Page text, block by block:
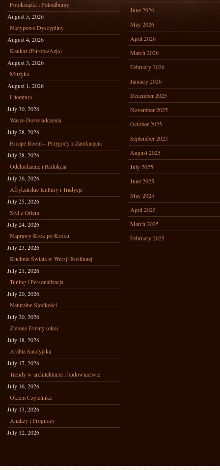
Fotoksiążki i Fotoalbumy
August 5, 2026
Nietypowe Dyscypliny
August 4, 2026
Kaukaz (Europa/Azja)
August 3, 2026
Muzyka
August 1, 2026
Literatura
July 30, 2026
Wasze Doświadczenia
July 28, 2026
Escape Room – Przygody z Zamknięcia
July 28, 2026
Odchudzanie i Redukcja
July 26, 2026
Afrykańskie Kultury i Tradycje
July 25, 2026
Styl z Orłem
July 24, 2026
Naprawy Krok po Kroku
July 23, 2026
Kuchnie Świata w Wersji Roślinnej
July 21, 2026
Tuning i Personalizacja
July 20, 2026
Naturalne Słodkości
July 20, 2026
Zielone Eventy (eko)
July 18, 2026
Arabia Saudyjska
July 17, 2026
Trendy w architekturze i budownictwie
July 16, 2026
Okiem Czytelnika
July 13, 2026
Analizy i Prognozy
July 12, 2026
June 2026
May 2026
April 2026
March 2026
February 2026
January 2026
December 2025
November 2025
October 2025
September 2025
August 2025
July 2025
June 2025
May 2025
April 2025
March 2025
February 2025